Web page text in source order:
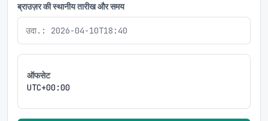
ब्राउज़र की स्थानीय तारीख और समय
ऑफसेट
UTC+00:00